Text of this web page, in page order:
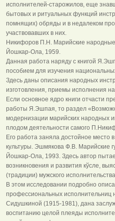
исполнителей-старожилов, еще
бытовых и ритуальных функций
помнящих) обряды и в недалеком
участвовавших в них.
Никифоров П.Н. Марийские
Йошкар-Ола, 1959.
Данная работа наряду с книгой
пособием для изучения
Здесь даны описания народных
изготовления, приемы исполнения
Если основное ядро книги отчасти
работы Я.Эшпая, то раздел
модернизации марийских народных
плодом деятельности самого
Его работа заняла достойное место
культуры. Эшмякова Ф.В. Марийские
Йошкар-Ола, 1993. Здесь автор
возникновения и развития кўсле,
(традиции) мужского
В этом исследовании подробно
профессиональных исполнительниц
Сидушкиной (1915-1981), дана
воспитанию целой плеяды